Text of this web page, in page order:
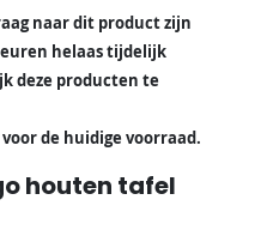
naar dit product zijn
helaas tijdelijk
deze producten te
de huidige voorraad.
houten tafel